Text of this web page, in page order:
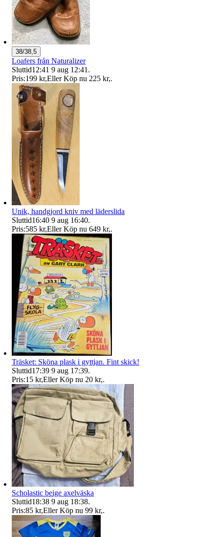
38/38,5
Loafers från Naturalizer
Sluttid12:41 9 aug 12:41 .
Pris:199 kr,Eller Köp nu 225 kr,.
Unik, handgjord kniv med läderslida
Sluttid16:40 9 aug 16:40.
Pris:585 kr,Eller Köp nu 649 kr,.
Träsket: Sköna plask i gyttjan. Fint skick!
Sluttid17:39 9 aug 17:39.
Pris:15 kr,Eller Köp nu 20 kr,.
Scholastic beige axelväska
Sluttid18:38 9 aug 18:38.
Pris:85 kr,Eller Köp nu 99 kr,.